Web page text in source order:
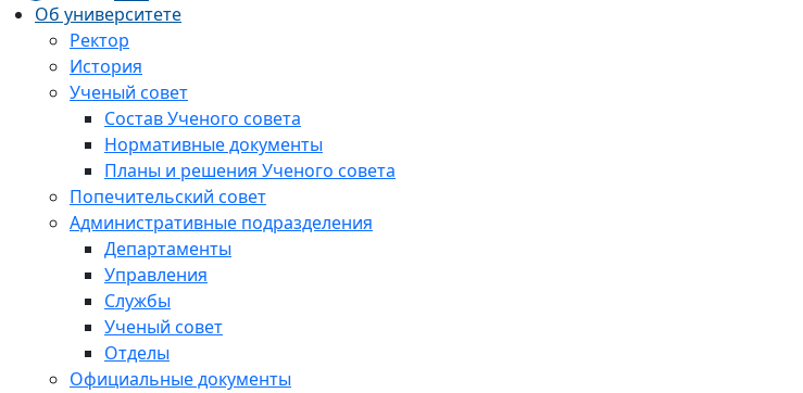
Об университете
Ректор
История
Ученый совет
Состав Ученого совета
Нормативные документы
Планы и решения Ученого совета
Попечительский совет
Административные подразделения
Департаменты
Управления
Службы
Ученый совет
Отделы
Официальные документы